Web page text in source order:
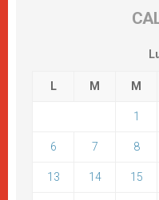
L M M
1
6 7 8
13 14 15